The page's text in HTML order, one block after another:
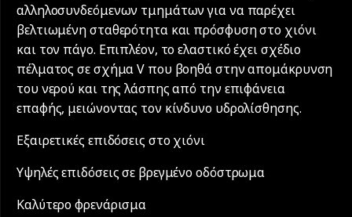
αλληλοσυνδεόμενων τμημάτων για να παρέχει
βελτιωμένη σταθερότητα και πρόσφυση στο χιόνι
και τον πάγο. Επιπλέον, το ελαστικό έχει σχέδιο
πέλματος σε σχήμα V που βοηθά στην απομάκρυνση
του νερού και της λάσπης από την επιφάνεια
επαφής, μειώνοντας τον κίνδυνο υδρολίσθησης.
Εξαιρετικές επιδόσεις στο χιόνι
Υψηλές επιδόσεις σε βρεγμένο οδόστρωμα
Καλύτερο φρενάρισμα